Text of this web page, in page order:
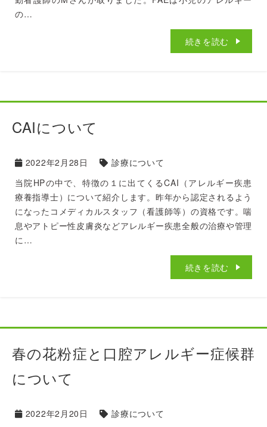
の…
続きを読む
CAIについて
2022年2月28日
診療について
当院HPの中で、特徴の１に出てくるCAI（アレルギー疾患
療養指導士）について紹介します。昨年から認定されるよう
になったコメディカルスタッフ（看護師等）の資格です。喘
息やアトピー性皮膚炎などアレルギー疾患全般の治療や管理
に…
続きを読む
春の花粉症と口腔アレルギー症候群
について
2022年2月20日
診療について